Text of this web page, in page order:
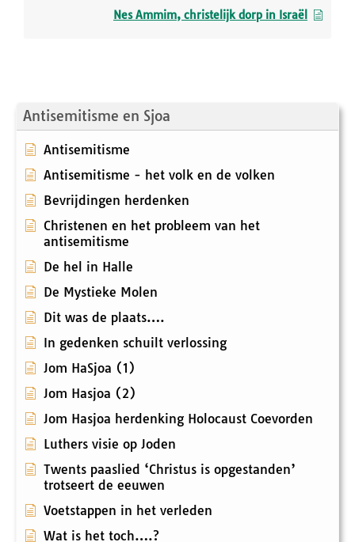
Antisemitisme en Sjoa
Antisemitisme
Antisemitisme - het volk en de volken
Bevrijdingen herdenken
Christenen en het probleem van het
antisemitisme
De hel in Halle
De Mystieke Molen
Dit was de plaats….
In gedenken schuilt verlossing
Jom HaSjoa (1)
Jom Hasjoa (2)
Jom Hasjoa herdenking Holocaust Coevorden
Luthers visie op Joden
Twents paaslied ‘Christus is opgestanden’
trotseert de eeuwen
Voetstappen in het verleden
Wat is het toch….?
Nes Ammim, christelijk dorp in Israël